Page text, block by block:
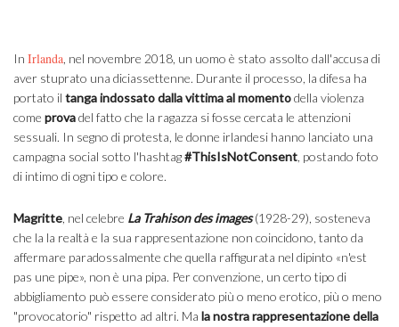
In Irlanda , nel novembre 2018, un uomo è stato assolto dall'accusa di
aver stuprato una diciassettenne. Durante il processo, la difesa ha
portato il tanga indossato dalla vittima al momentodella violenza
come provadel fatto che la ragazza si fosse cercata le attenzioni
sessuali. In segno di protesta, le donne irlandesi hanno lanciato una
campagna social sotto l'hashtag#ThisIsNotConsent , postando foto
di intimo di ogni tipo e colore.
Magritte , nel celebre La Trahison des images(1928-29), sosteneva
che la la realtà e la sua rappresentazione non coincidono, tanto da
affermare paradossalmente che quella raffigurata nel dipinto «n'est
pas une pipe», non è una pipa. Per convenzione, un certo tipo di
abbigliamento può essere considerato più o meno erotico, più o meno
"provocatorio" rispetto ad altri. Ma la nostra rappresentazione della